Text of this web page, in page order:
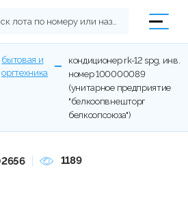
бытовая и
оргтехника
кондиционер rk-12 spg, инв.
номер 100000089
(унитарное предприятие
"белкоопвнешторг
белкоопсоюза")
1189